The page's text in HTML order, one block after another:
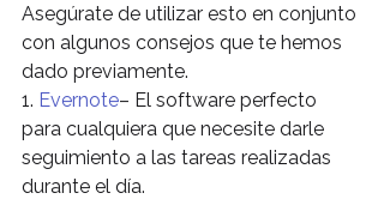
Asegúrate de utilizar esto en conjunto
con algunos consejos que te hemos
dado previamente.
1. Evernote– El software perfecto
para cualquiera que necesite darle
seguimiento a las tareas realizadas
durante el día.